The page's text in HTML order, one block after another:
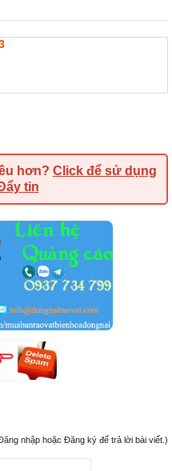
hơn? Click để sử dụng
tin
nhập hoặc Đăng ký để trả lời bài viết.)